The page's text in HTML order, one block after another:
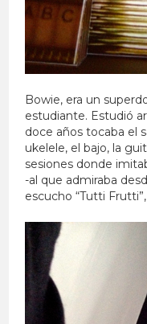
Bowie, era un
estudiante. Estudió
doce años tocaba el
ukelele, el bajo, la
sesiones donde
-al que admiraba
escucho “Tutti